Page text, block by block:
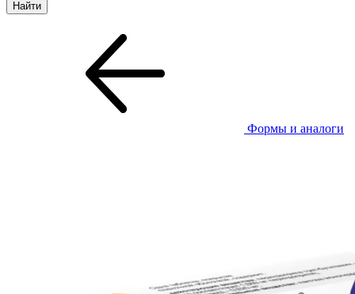
Формы и аналоги